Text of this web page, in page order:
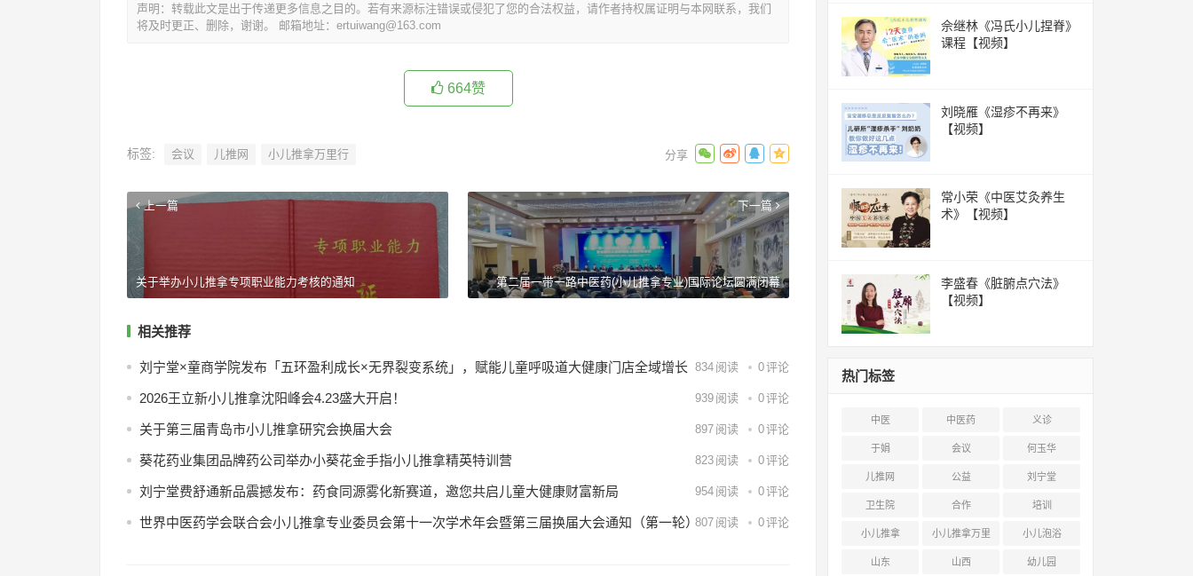
声明：转载此文是出于传递更多信息之目的。若有来源标注错误或侵犯了您的合法权益，请作者持权属证明与本网联系，我们
将及时更正、删除，谢谢。 邮箱地址：ertuiwang@163.com
664赞
标签: 会议 儿推网 小儿推拿万里行
上一篇
关于举办小儿推拿专项职业能力考核的通知
下一篇
第二届一带一路中医药(小儿推拿专业)国际论坛圆满闭幕
相关推荐
刘宁堂×童商学院发布「五环盈利成长×无界裂变系统」，赋能儿童呼吸道大健康门店全域增长 834 阅读 0评论
2026王立新小儿推拿沈阳峰会4.23盛大开启！ 939 阅读 0评论
关于第三届青岛市小儿推拿研究会换届大会 897 阅读 0评论
葵花药业集团品牌药公司举办小葵花金手指小儿推拿精英特训营 823 阅读 0评论
刘宁堂费舒通新品震撼发布：药食同源雾化新赛道，邀您共启儿童大健康财富新局 954 阅读 0评论
世界中医药学会联合会小儿推拿专业委员会第十一次学术年会暨第三届换届大会通知（第一轮）807 阅读 0评论
佘继林《冯氏小儿捏脊》
课程【视频】
刘晓雁《湿疹不再来》
【视频】
常小荣《中医艾灸养生
术》【视频】
李盛春《脏腑点穴法》
【视频】
热门标签
中医 中医药 义诊
于娟 会议 何玉华
儿推网 公益 刘宁堂
卫生院 合作 培训
小儿推拿 小儿推拿万里
行
小儿泡浴
山东 山西 幼儿园